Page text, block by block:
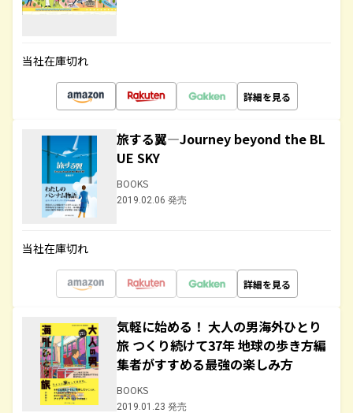
当社在庫切れ
詳細を見る
旅する翼―Journey beyond the BL
UE SKY
BOOKS
2019.02.06 発売
当社在庫切れ
詳細を見る
気軽に始める！ 大人の男海外ひとり
旅 つくり続けて37年 地球の歩き方編
集者がすすめる最強の楽しみ方
BOOKS
2019.01.23 発売